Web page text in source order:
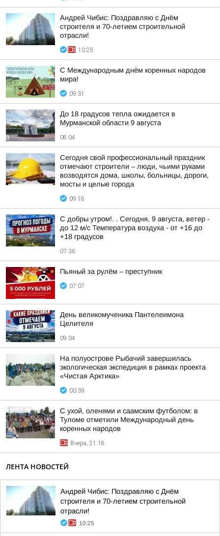
Андрей Чибис: Поздравляю с Днём
строителя и 70-летием строительной
отрасли!
10:25
С Международным днём коренных народов
мира!
09:31
До 18 градусов тепла ожидается в
Мурманской области 9 августа
08:04
Сегодня свой профессиональный праздник
отмечают строители – люди, чьими руками
возводятся дома, школы, больницы, дороги,
мосты и целые города
09:18
С добры утром!. . Сегодня, 9 августа, ветер -
до 12 м/с Температура воздуха - от +16 до
+18 градусов
07:36
Пьяный за рулём – преступник
07:07
День великомученика Пантелеимона
Целителя
09:04
На полуострове Рыбачий завершилась
экологическая экспедиция в рамках проекта
«Чистая Арктика»
00:39
С ухой, оленями и саамским футболом: в
Туломе отметили Международный день
коренных народов
Вчера, 21:18
ЛЕНТА НОВОСТЕЙ
Андрей Чибис: Поздравляю с Днём
строителя и 70-летием строительной
отрасли!
10:25